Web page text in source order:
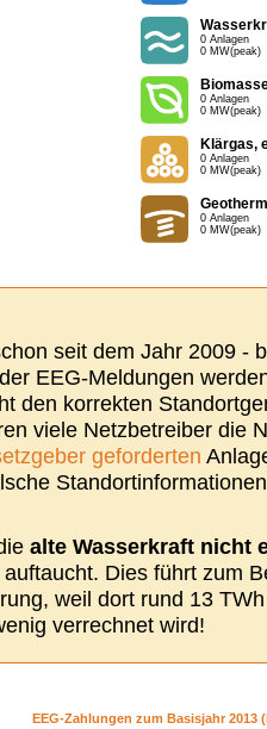
0 Anlagen
0 MW(peak)
0 Anlagen
0 MW(peak)
Klärgas,
0 Anlagen
0 MW(peak)
0 Anlagen
0 MW(peak)
seit dem Jahr 2009 -
der EEG-Meldungen
den korrekten
viele Netzbetreiber die
geforderten
alte Wasserkraft nicht
Dies führt zum
weil dort rund 13
verrechnet wird!
EEG-Zahlungen zum Basisjahr 2013